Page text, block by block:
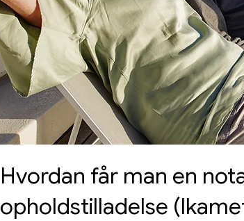
Hvordan får man en
opholdstilladelse